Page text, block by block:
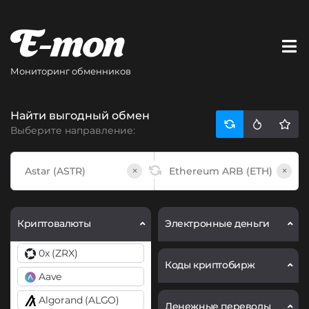
Мониторинг обменников
Найти выгодный обмен
Выберите направление:
× ×
Криптовалюты
0x (ZRX)
Aave
Algorand (ALGO)
Электронные деньги
Коды криптобирж
Денежные переводы